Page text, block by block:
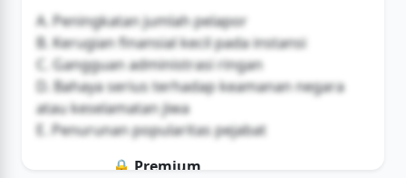
A. Peningkatan jumlah pelapor
B. Kerugian finansial kecil pada instansi
C. Gangguan administrasi ringan
D. Bahaya serius terhadap keamanan negara
atau keselamatan jiwa
E. Penurunan popularitas pejabat
🔒 Premium